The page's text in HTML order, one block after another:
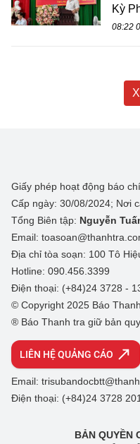
Kỳ
08:22
Giấy phép hoạt động báo
Cấp ngày: 30/08/2024; Nơi
Tổng Biên tập: Nguyễn
Email:
Địa chỉ tòa soạn: 100 Tô
Hotline: 090.456.3399
Điện thoại: (+84)24 3728 -
© Copyright 2025 Báo
® Báo Thanh tra giữ bản
LIÊN HỆ QUẢNG CÁO
Email:
Điện thoại: (+84)24 3728
BẢN QUYỀN